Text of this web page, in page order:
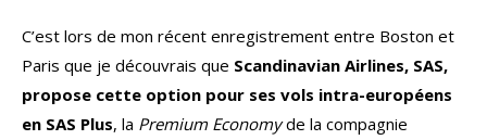
C’est lors de mon récent enregistrement entre Boston et
Paris que je découvrais que Scandinavian Airlines, SAS,
propose cette option pour ses vols intra-européens
en SAS Plus, la Premium Economyde la compagnie